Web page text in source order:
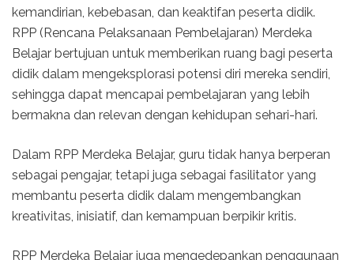
kemandirian, kebebasan, dan keaktifan peserta didik.
RPP (Rencana Pelaksanaan Pembelajaran) Merdeka
Belajar bertujuan untuk memberikan ruang bagi peserta
didik dalam mengeksplorasi potensi diri mereka sendiri,
sehingga dapat mencapai pembelajaran yang lebih
bermakna dan relevan dengan kehidupan sehari-hari.
Dalam RPP Merdeka Belajar, guru tidak hanya berperan
sebagai pengajar, tetapi juga sebagai fasilitator yang
membantu peserta didik dalam mengembangkan
kreativitas, inisiatif, dan kemampuan berpikir kritis.
RPP Merdeka Belajar juga mengedepankan penggunaan